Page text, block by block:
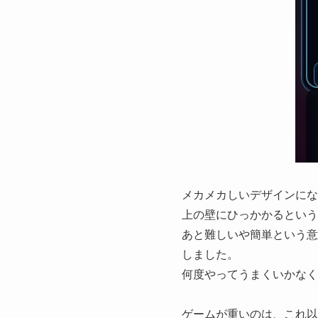
メカメカしいデザインに
上の壁にひっかかるとい
あと難しいや簡単という
しました。
何度やってうまくいかな
ゲームが重いのは、これ